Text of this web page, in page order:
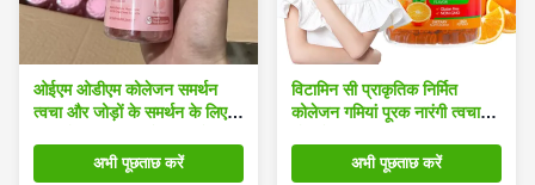
ओईएम ओडीएम कोलेजन समर्थन
त्वचा और जोड़ों के समर्थन के लिए
निकालने के साथ गमियां
अभी पूछताछ करें
विटामिन सी प्राकृतिक निर्मित
कोलेजन गमियां पूरक नारंगी त्वचा
अभी पूछताछ करें